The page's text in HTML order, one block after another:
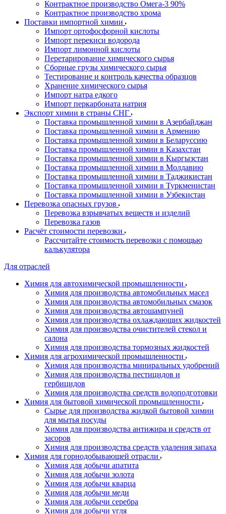
Контрактное производство Омега-3 90%
Контрактное производство хрома
Поставки импортной химии
Импорт ортофосфорной кислоты
Импорт перекиси водорода
Импорт лимонной кислоты
Перетарирование химического сырья
Сборные грузы химического сырья
Тестирование и контроль качества образцов
Хранение химического сырья
Импорт натра едкого
Импорт перкарбоната натрия
Экспорт химии в страны СНГ
Поставка промышленной химии в Азербайджан
Поставка промышленной химии в Армению
Поставка промышленной химии в Беларуссию
Поставка промышленной химии в Казахстан
Поставка промышленной химии в Кыргызстан
Поставка промышленной химии в Молдавию
Поставка промышленной химии в Таджикистан
Поставка промышленной химии в Туркменистан
Поставка промышленной химии в Узбекистан
Перевозка опасных грузов
Перевозка взрывчатых веществ и изделий
Перевозка газов
Расчёт стоимости перевозки
Рассчитайте стоимость перевозки с помощью
калькулятора
Для отраслей
Химия для автохимической промышленности
Химия для производства автомобильных масел
Химия для производства автомобильных смазок
Химия для производства автошампуней
Химия для производства охлаждающих жидкостей
Химия для производства очистителей стекол и
салона
Химия для производства тормозных жидкостей
Химия для агрохимической промышленности
Химия для производства миниральных удобрений
Химия для производства пестицидов и
гербицидов
Химия для производства средств водоподготовки
Химия для бытовой химической промышленности
Сырье для производства жидкой бытовой химии
для мытья посуды
Химия для производства антижира и средств от
засоров
Химия для производства средств удаления запаха
Химия для горнодобывающей отрасли
Химия для добычи апатита
Химия для добычи золота
Химия для добычи кварца
Химия для добычи меди
Химия для добычи серебра
Химия для добычи угля